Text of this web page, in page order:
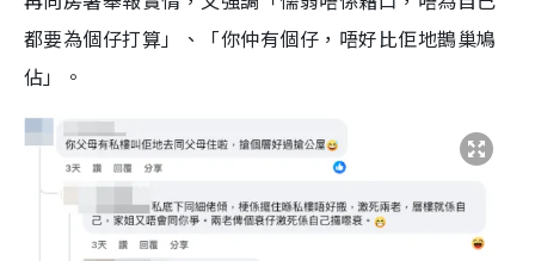
都要為個仔打算」、「你仲有個仔，唔好比佢地鵲巢鳩
佔」。